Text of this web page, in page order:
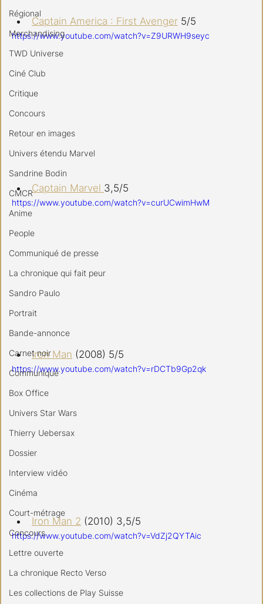
Régional
Merchandising
TWD Universe
Ciné Club
Critique
Concours
Retour en images
Univers étendu Marvel
Sandrine Bodin
CMCR
Anime
People
Communiqué de presse
La chronique qui fait peur
Sandro Paulo
Portrait
Bande-annonce
Carnet noir
Communiqué
Box Office
Univers Star Wars
Thierry Uebersax
Dossier
Interview vidéo
Cinéma
Court-métrage
Concours
Lettre ouverte
La chronique Recto Verso
Les collections de Play Suisse
Captain America : First Avenger 5/5
https://www.youtube.com/watch?v=Z9URWH9seyc
Captain Marvel 3,5/5
https://www.youtube.com/watch?v=curUCwimHwM
Iron Man (2008) 5/5
https://www.youtube.com/watch?v=rDCTb9Gp2qk
Iron Man 2 (2010) 3,5/5
https://www.youtube.com/watch?v=VdZj2QYTAic